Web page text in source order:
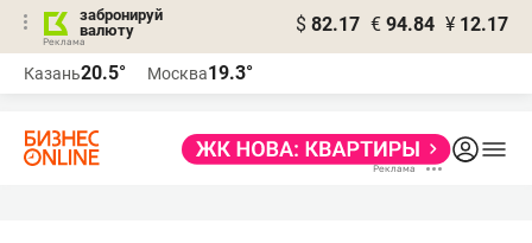
забронируй
валюту
$ 82.17 € 94.84 ¥ 12.17
Казань20.5° Москва19.3°